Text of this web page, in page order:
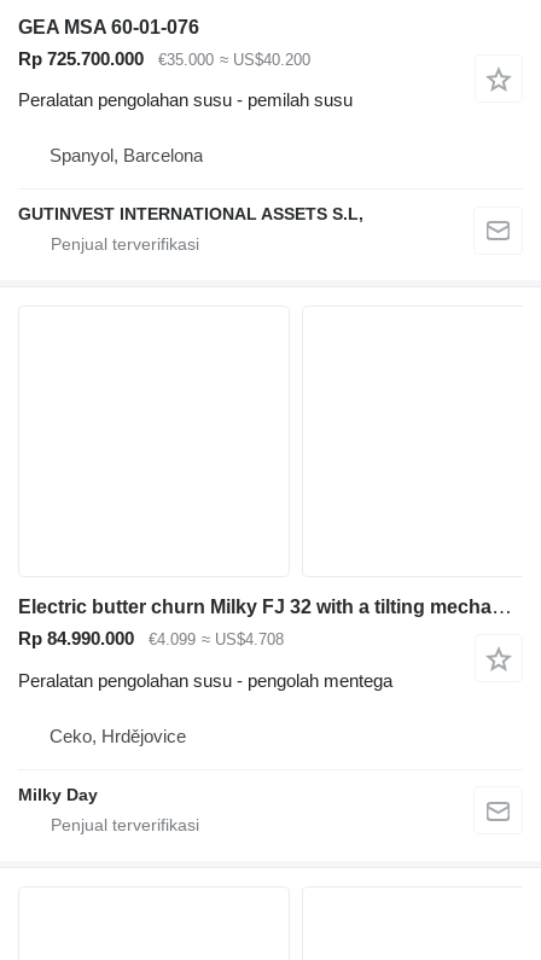
GEA MSA 60-01-076
Rp 725.700.000
€35.000 ≈ US$40.200
Peralatan pengolahan susu - pemilah susu
Spanyol, Barcelona
GUTINVEST INTERNATIONAL ASSETS S.L,
Electric butter churn Milky FJ 32 with a tilting mechanism 230V
Rp 84.990.000 €4.099 ≈ US$4.708
Peralatan pengolahan susu - pengolah mentega
Ceko, Hrdějovice
Milky Day